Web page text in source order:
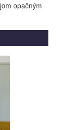
opačným